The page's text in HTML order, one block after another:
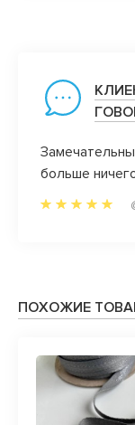
больше
ПОХОЖИЕ